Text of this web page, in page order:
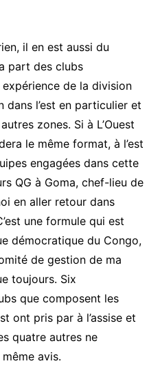
il en est aussi du
part des clubs
de la division
dans l’est en particulier et
zones. Si à L’Ouest
le même format, à l’est
engagées dans cette
QG à Goma, chef-lieu de
en aller retour dans
une formule qui est
démocratique du Congo,
de gestion de ma
toujours. Six
que composent les
ont pris par à l’assise et
quatre autres ne
avis.